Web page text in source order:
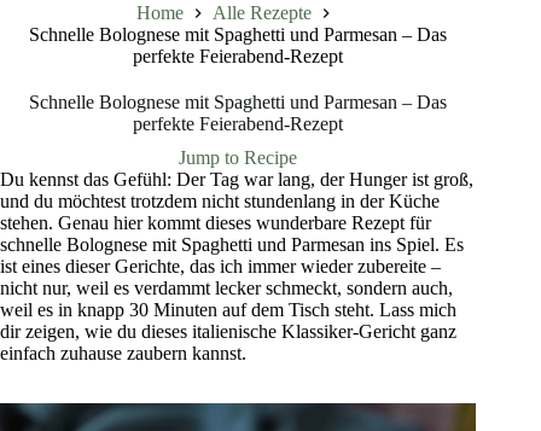
Home
Alle Rezepte
Schnelle Bolognese mit Spaghetti und Parmesan – Das
perfekte Feierabend-Rezept
Schnelle Bolognese mit Spaghetti und Parmesan – Das
perfekte Feierabend-Rezept
Jump to Recipe
Du kennst das Gefühl: Der Tag war lang, der Hunger ist groß,
und du möchtest trotzdem nicht stundenlang in der Küche
stehen. Genau hier kommt dieses wunderbare Rezept für
schnelle Bolognese mit Spaghetti und Parmesan ins Spiel. Es
ist eines dieser Gerichte, das ich immer wieder zubereite –
nicht nur, weil es verdammt lecker schmeckt, sondern auch,
weil es in knapp 30 Minuten auf dem Tisch steht. Lass mich
dir zeigen, wie du dieses italienische Klassiker-Gericht ganz
einfach zuhause zaubern kannst.